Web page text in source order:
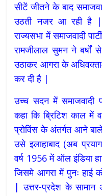
सीटें जीतने के बाद
उठती नजर आ रही है |
राज्यसभा में समाजवादी
रामजीलाल सुमन ने बर्षों
उठाकर आगरा के
कर दी है |
उच्च सदन में समाजवादी
कहा कि ब्रिटिश काल में
प्रोविंस के अंतर्गत आने
उसे इलाहाबाद (अब
वर्ष 1956 में ऑल इंडिया
जिसमे आगरा में पुनः हाई
| उत्तर-प्रदेश के सामान